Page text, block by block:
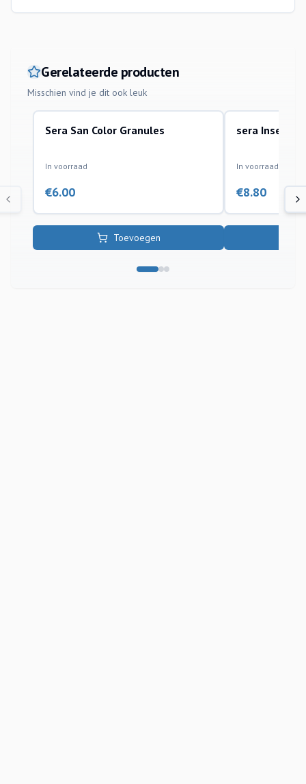
Gerelateerde producten
Misschien vind je dit ook leuk
korrel en sticks
Sera San Color Granules
In voorraad
€6.00
Toevoegen
korrel en sticks
sera Insect
In voorraad
€8.80